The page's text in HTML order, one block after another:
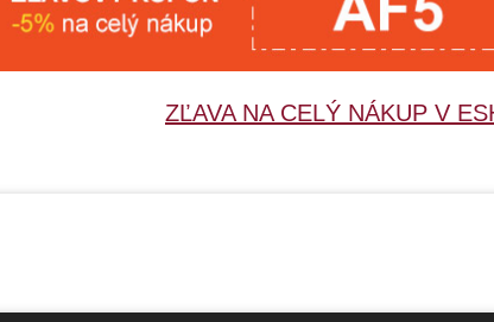
ZĽAVA NA CELÝ NÁKUP V